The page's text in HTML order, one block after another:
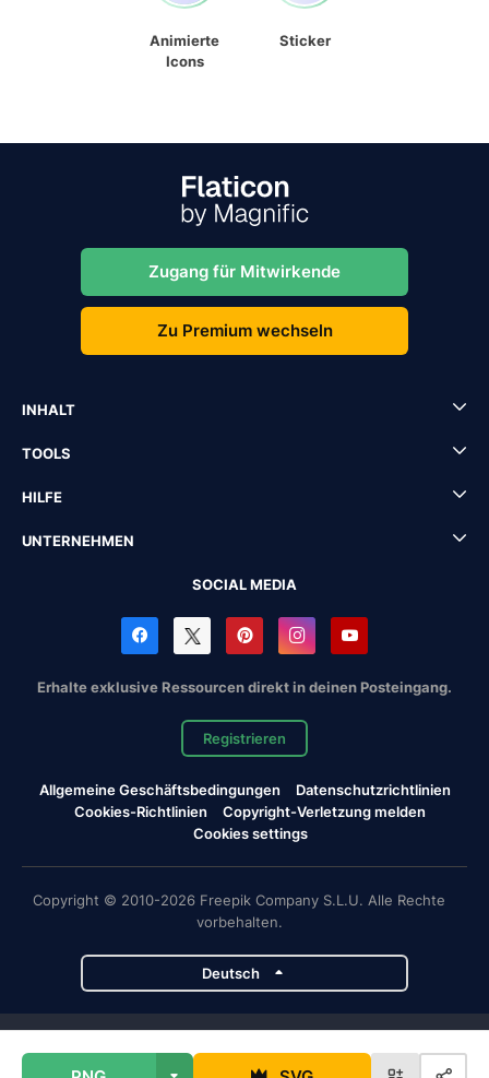
Animierte
Icons
Sticker
Zugang für Mitwirkende
Zu Premium wechseln
INHALT
TOOLS
HILFE
UNTERNEHMEN
SOCIAL MEDIA
Erhalte exklusive Ressourcen direkt in deinen Posteingang.
Registrieren
Allgemeine Geschäftsbedingungen
Datenschutzrichtlinien
Cookies-Richtlinien
Copyright-Verletzung melden
Cookies settings
Copyright © 2010-2026 Freepik Company S.L.U. Alle Rechte
vorbehalten.
Deutsch